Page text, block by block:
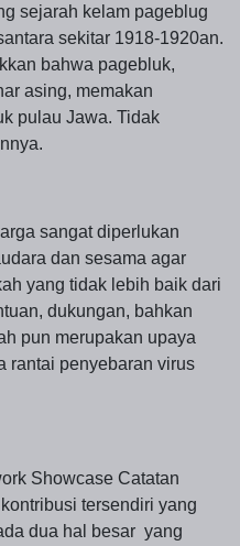
sejarah kelam pageblug
sekitar 1918-1920an.
bahwa pagebluk,
asing, memakan
pulau Jawa. Tidak
sangat diperlukan
dan sesama agar
yang tidak lebih baik dari
dukungan, bahkan
pun merupakan upaya
rantai penyebaran virus
Showcase Catatan
tersendiri yang
dua hal besar yang